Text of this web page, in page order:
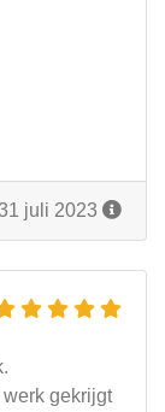
juli 2023
gekrijgt